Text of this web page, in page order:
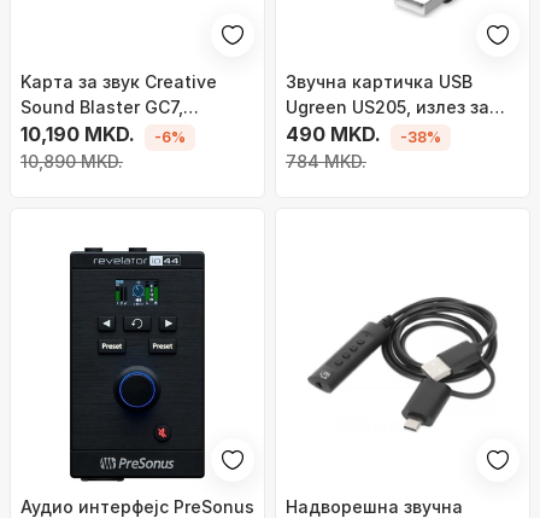
Kарта за звук Creative
Sound Blaster GC7,
надворешна, 24 bit 192
kHz, црна
10,190 MKD.
10,890 MKD.
-6%
Звучна картичка USB
Ugreen US205, излез за
слушалки, влез за
микрофон, црна
490 MKD.
784 MKD.
-38%
Аудио интерфејс PreSonus
Надворешна звучна